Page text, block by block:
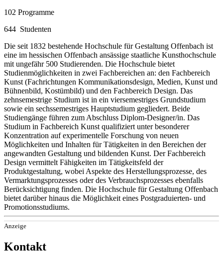
102 Programme
644 Studenten
Die seit 1832 bestehende Hochschule für Gestaltung Offenbach ist
eine im hessischen Offenbach ansässige staatliche Kunsthochschule
mit ungefähr 500 Studierenden. Die Hochschule bietet
Studienmöglichkeiten in zwei Fachbereichen an: den Fachbereich
Kunst (Fachrichtungen Kommunikationsdesign, Medien, Kunst und
Bühnenbild, Kostümbild) und den Fachbereich Design. Das
zehnsemestrige Studium ist in ein viersemestriges Grundstudium
sowie ein sechssemestriges Hauptstudium gegliedert. Beide
Studiengänge führen zum Abschluss Diplom-Designer/in. Das
Studium in Fachbereich Kunst qualifiziert unter besonderer
Konzentration auf experimentelle Forschung von neuen
Möglichkeiten und Inhalten für Tätigkeiten in den Bereichen der
angewandten Gestaltung und bildenden Kunst. Der Fachbereich
Design vermittelt Fähigkeiten im Tätigkeitsfeld der
Produktgestaltung, wobei Aspekte des Herstellungsprozesse, des
Vermarktungsprozesses oder des Verbrauchsprozesses ebenfalls
Berücksichtigung finden. Die Hochschule für Gestaltung Offenbach
bietet darüber hinaus die Möglichkeit eines Postgraduierten- und
Promotionsstudiums.
Anzeige
Kontakt